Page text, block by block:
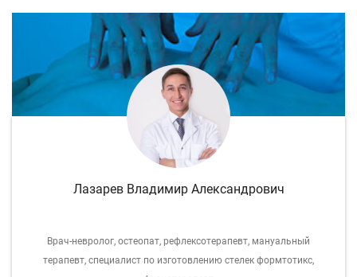
Лазарев Владимир Александрович
Врач-невролог, остеопат, рефлексотерапевт, мануальный
терапевт, специалист по изготовлению стелек формтотикс,